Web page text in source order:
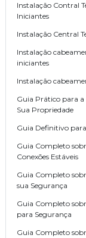
Instalação Contral
Iniciantes
Instalação Central
Instalação
iniciantes
Instalação
Guia Prático para
Sua Propriedade
Guia Definitivo
Guia Completo
Conexões Estáveis
Guia Completo
sua Segurança
Guia Completo
para Segurança
Guia Completo